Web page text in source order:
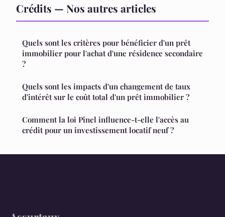
Crédits — Nos autres articles
Quels sont les critères pour bénéficier d'un prêt
immobilier pour l'achat d'une résidence secondaire
?
Quels sont les impacts d'un changement de taux
d'intérêt sur le coût total d'un prêt immobilier ?
Comment la loi Pinel influence-t-elle l'accès au
crédit pour un investissement locatif neuf ?